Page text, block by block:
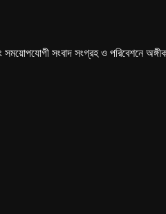
সংবাদ সংগ্রহ ও পরিবেশনে